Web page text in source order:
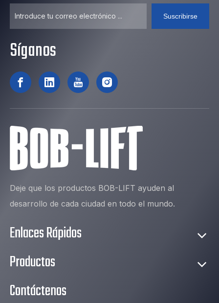
Suscribirse
Síganos
Deje que los productos BOB-LIFT ayuden al
desarrollo de cada ciudad en todo el mundo.
Enlaces Rápidos
Productos
Contáctenos